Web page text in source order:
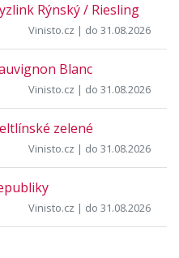
Rýnský / Riesling
Vinisto.cz | do 31.08.2026
Blanc
Vinisto.cz | do 31.08.2026
zelené
Vinisto.cz | do 31.08.2026
Vinisto.cz | do 31.08.2026